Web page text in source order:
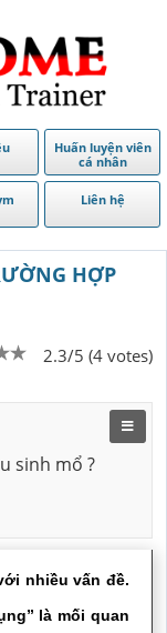
Huấn luyện viên
cá nhân
Liên hệ
HỢP
2.3/5 (4 votes)
sinh mổ ?
nhiều vấn đề.
là mối quan